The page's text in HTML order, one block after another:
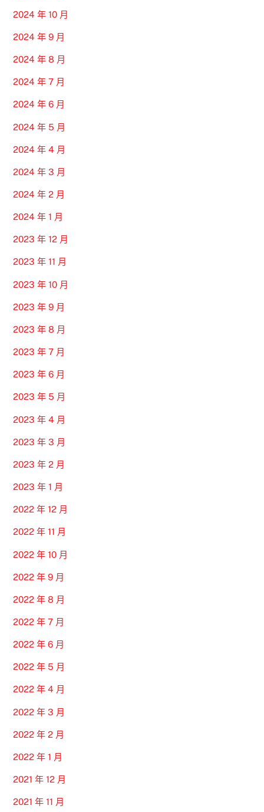
2024 年 10 月
2024 年 9 月
2024 年 8 月
2024 年 7 月
2024 年 6 月
2024 年 5 月
2024 年 4 月
2024 年 3 月
2024 年 2 月
2024 年 1 月
2023 年 12 月
2023 年 11 月
2023 年 10 月
2023 年 9 月
2023 年 8 月
2023 年 7 月
2023 年 6 月
2023 年 5 月
2023 年 4 月
2023 年 3 月
2023 年 2 月
2023 年 1 月
2022 年 12 月
2022 年 11 月
2022 年 10 月
2022 年 9 月
2022 年 8 月
2022 年 7 月
2022 年 6 月
2022 年 5 月
2022 年 4 月
2022 年 3 月
2022 年 2 月
2022 年 1 月
2021 年 12 月
2021 年 11 月